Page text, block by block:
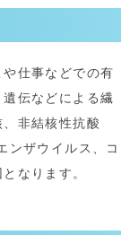
仕事などでの有
伝などによる繊
非結核性抗酸
ンザウイルス、コ
なります。